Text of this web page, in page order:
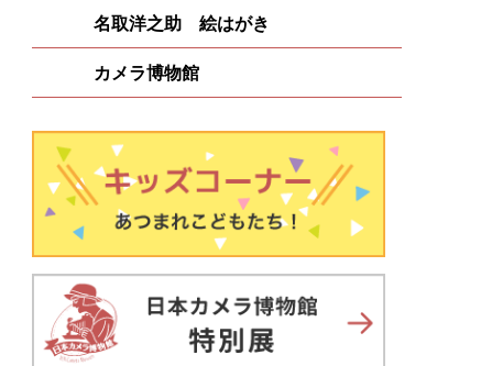
名取洋之助 絵はがき
カメラ博物館